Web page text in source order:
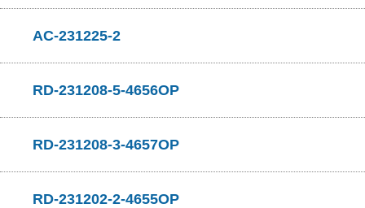
AC-231225-2
RD-231208-5-4656OP
RD-231208-3-4657OP
RD-231202-2-4655OP